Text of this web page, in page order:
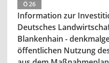
Ö 26
Information zur
Deutsches
Blankenhain -
öffentlichen Nutzung